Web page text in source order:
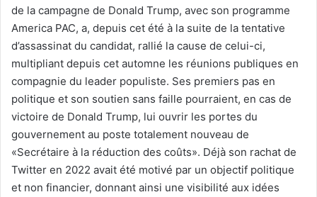
de la campagne de Donald Trump, avec son programme
America PAC, a, depuis cet été à la suite de la tentative
d’assassinat du candidat, rallié la cause de celui-ci,
multipliant depuis cet automne les réunions publiques en
compagnie du leader populiste. Ses premiers pas en
politique et son soutien sans faille pourraient, en cas de
victoire de Donald Trump, lui ouvrir les portes du
gouvernement au poste totalement nouveau de
«Secrétaire à la réduction des coûts». Déjà son rachat de
Twitter en 2022 avait été motivé par un objectif politique
et non financier, donnant ainsi une visibilité aux idées